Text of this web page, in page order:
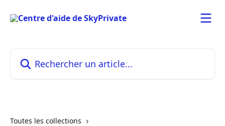
Toutes les collections